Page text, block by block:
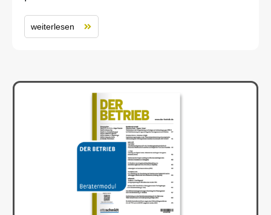
weiterlesen